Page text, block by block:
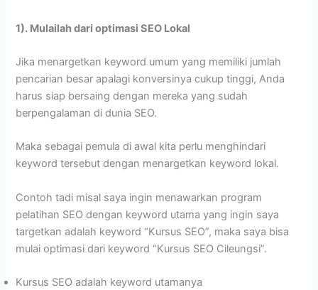
1). Mulailah dari optimasi SEO Lokal
Jika menargetkan keyword umum yang memiliki jumlah
pencarian besar apalagi konversinya cukup tinggi, Anda
harus siap bersaing dengan mereka yang sudah
berpengalaman di dunia SEO.
Maka sebagai pemula di awal kita perlu menghindari
keyword tersebut dengan menargetkan keyword lokal.
Contoh tadi misal saya ingin menawarkan program
pelatihan SEO dengan keyword utama yang ingin saya
targetkan adalah keyword “Kursus SEO”, maka saya bisa
mulai optimasi dari keyword “Kursus SEO Cileungsi”.
Kursus SEO adalah keyword utamanya